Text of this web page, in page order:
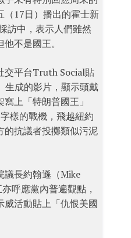
（17日）播出的霍士新
訪中，表示人們雖然
不是國王。
交平台Truth Social貼
生成的影片，顯示頭戴
上「特朗普國王」
樣的戰機，飛越紐約
的抗議者投擲類似污泥
議長約翰遜（Mike
呼應黨內普遍觀點，
威活動貼上「仇恨美國